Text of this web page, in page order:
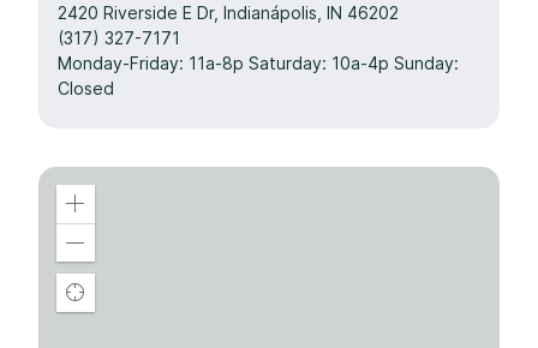
2420 Riverside E Dr, Indianápolis, IN 46202
(317) 327-7171
Monday-Friday: 11a-8p Saturday: 10a-4p Sunday:
Closed